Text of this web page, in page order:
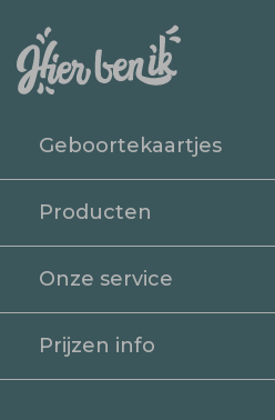
Geboortekaartjes
Producten
Onze service
Prijzen info